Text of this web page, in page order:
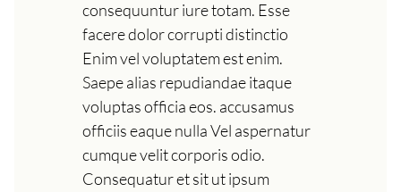
consequuntur iure totam. Esse
facere dolor corrupti distinctio
Enim vel voluptatem est enim.
Saepe alias repudiandae itaque
voluptas officia eos. accusamus
officiis eaque nulla Vel aspernatur
cumque velit corporis odio.
Consequatur et sit ut ipsum